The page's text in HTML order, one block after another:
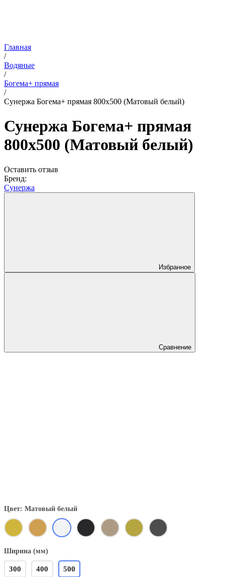
Главная
/
Водяные
/
Богема+ прямая
/
Сунержа Богема+ прямая 800х500 (Матовый белый)
Сунержа Богема+ прямая
800х500 (Матовый белый)
Оставить отзыв
Бренд:
Сунержа
Избранное
Сравнение
Цвет: Матовый белый
Ширина (мм)
300 400 500